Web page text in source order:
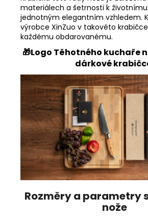
materiálech a šetrnosti k životnímu
jednotným elegantním vzhledem.
výrobce XinZuo v takovéto
každému obdarovanému.
🎁Logo Těhotného kuchaře
dárkové
Rozměry a parametry
nože